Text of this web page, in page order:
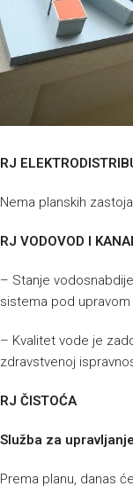
RJ
Nema planskih
RJ VODOVOD I
– Stanje
sistema pod upravom
– Kvalitet vode je
zdravstvenoj
RJ ČISTOĆA
Služba za
Prema planu, danas